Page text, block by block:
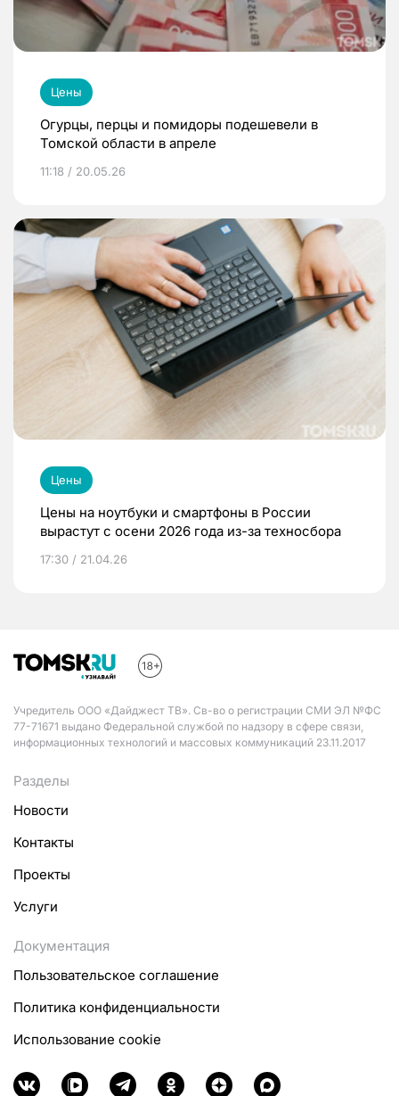
Цены
Огурцы, перцы и помидоры подешевели в
Томской области в апреле
11:18 / 20.05.26
Цены
Цены на ноутбуки и смартфоны в России
вырастут с осени 2026 года из-за техносбора
17:30 / 21.04.26
Учредитель ООО «Дайджест ТВ». Св-во о регистрации СМИ ЭЛ №ФС
77-71671 выдано Федеральной службой по надзору в сфере связи,
информационных технологий и массовых коммуникаций 23.11.2017
Разделы
Новости
Контакты
Проекты
Услуги
Документация
Пользовательское соглашение
Политика конфиденциальности
Использование cookie